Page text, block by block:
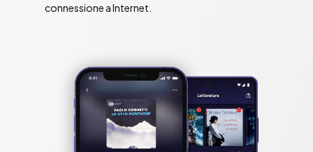
connessione a Internet.